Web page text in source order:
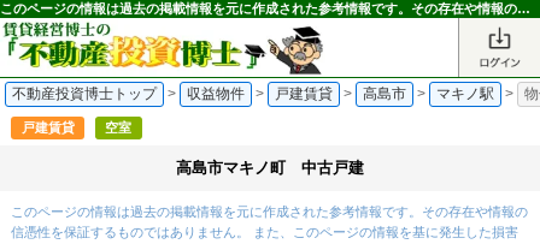
このページの情報は過去の掲載情報を元に作成された参考情報です。その存在や情報の信憑性を保証するものではありません。｜不動産投資博士
不動産投資博士トップ > 収益物件 > 戸建賃貸 > 高島市 > マキノ駅 >
戸建賃貸 空室
高島市マキノ町 中古戸建
このページの情報は過去の掲載情報を元に作成された参考情報です。その存在や情報の
信憑性を保証するものではありません。 また、このページの情報を基に発生した損害